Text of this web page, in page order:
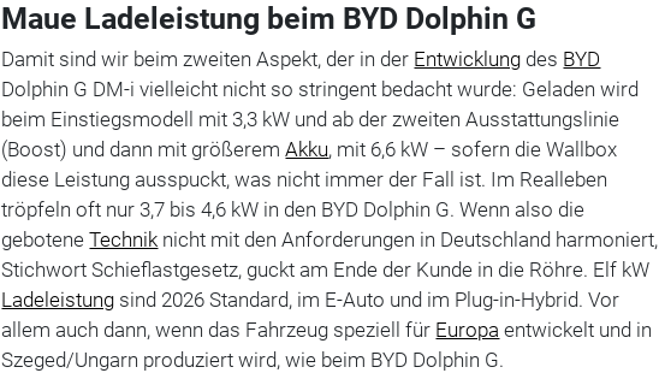
Maue Ladeleistung beim BYD Dolphin G
Damit sind wir beim zweiten Aspekt, der in der Entwicklung des BYD
Dolphin G DM-i vielleicht nicht so stringent bedacht wurde: Geladen wird
beim Einstiegsmodell mit 3,3 kW und ab der zweiten Ausstattungslinie
(Boost) und dann mit größeremAkku, mit 6,6 kW – sofern die Wallbox
diese Leistung ausspuckt, was nicht immer der Fall ist. Im Realleben
tröpfeln oft nur 3,7 bis 4,6 kW in den BYD Dolphin G. Wenn also die
geboteneTechnik nicht mit den Anforderungen in Deutschland harmoniert,
Stichwort Schieflastgesetz, guckt am Ende der Kunde in die Röhre. Elf kW
Ladeleistung sind 2026 Standard, im E-Auto und im Plug-in-Hybrid. Vor
allem auch dann, wenn das Fahrzeug speziell für Europa entwickelt und in
Szeged/Ungarn produziert wird, wie beim BYD Dolphin G.